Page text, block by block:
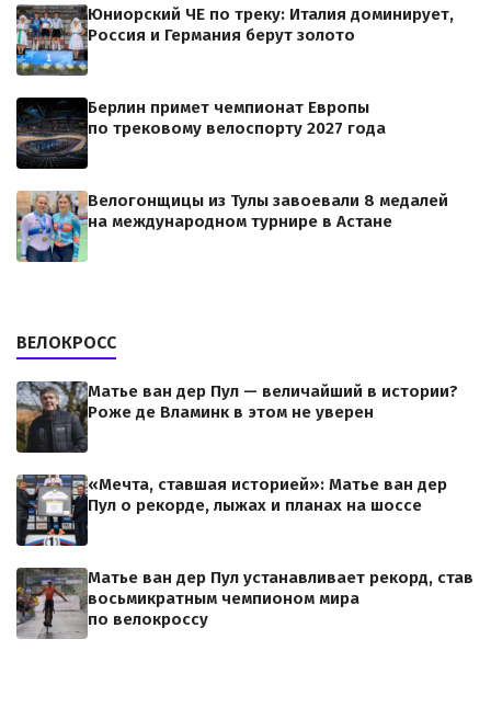
Юниорский ЧЕ по треку: Италия доминирует,
Россия и Германия берут золото
Берлин примет чемпионат Европы
по трековому велоспорту 2027 года
Велогонщицы из Тулы завоевали 8 медалей
на международном турнире в Астане
ВЕЛОКРОСС
Матье ван дер Пул — величайший в истории?
Роже де Вламинк в этом не уверен
«Мечта, ставшая историей»: Матье ван дер
Пул о рекорде, лыжах и планах на шоссе
Матье ван дер Пул устанавливает рекорд, став
восьмикратным чемпионом мира
по велокроссу